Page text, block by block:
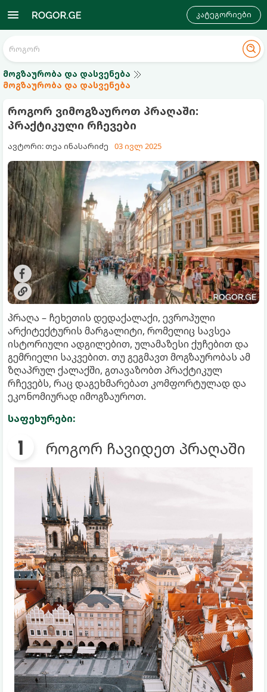
კატეგორიები
მოგზაურობა და დასვენება
მოგზაურობა და დასვენება
როგორ ვიმოგზაუროთ პრაღაში:
პრაქტიკული რჩევები
ავტორი: თეა ინასარიძე 03 ივლ 2025
პრაღა – ჩეხეთის დედაქალაქი, ევროპული
არქიტექტურის მარგალიტი, რომელიც სავსეა
ისტორიული ადგილებით, ულამაზესი ქუჩებით და
გემრიელი საკვებით. თუ გეგმავთ მოგზაურობას ამ
ზღაპრულ ქალაქში, გთავაზობთ პრაქტიკულ
რჩევებს, რაც დაგეხმარებათ კომფორტულად და
ეკონომიურად იმოგზაუროთ.
საფეხურები:
როგორ ჩავიდეთ პრაღაში